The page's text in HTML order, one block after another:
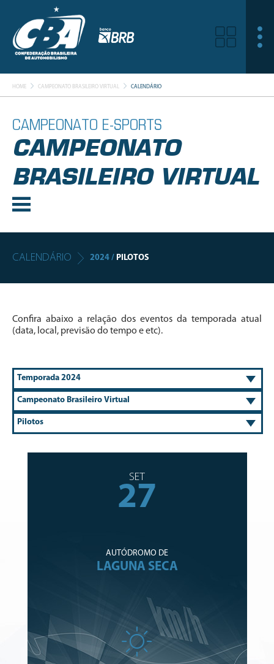
HOME CAMPEONATO BRASILEIRO VIRTUAL CALENDÁRIO
CAMPEONATO E-SPORTS
CAMPEONATO
BRASILEIRO VIRTUAL
CALENDÁRIO 2024 / PILOTOS
Confira abaixo a relação dos eventos da temporada atual
(data, local, previsão do tempo e etc).
SET
27
AUTÓDROMO DE
LAGUNA SECA